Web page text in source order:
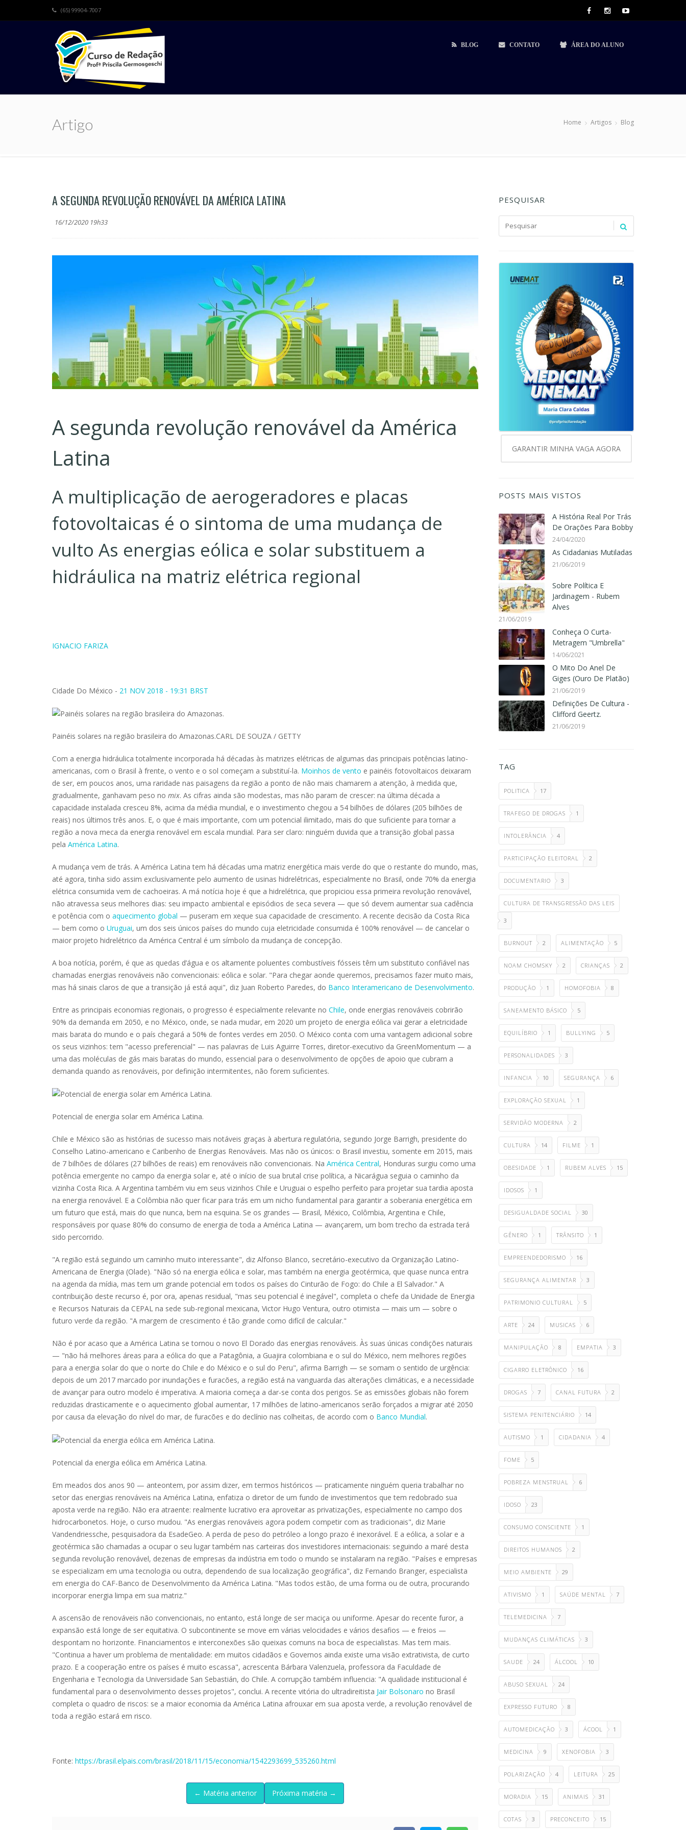
(65) 99904-7007
BLOG CONTATO ÁREA DO ALUNO
Artigo Home Artigos Blog
A SEGUNDA REVOLUÇÃO RENOVÁVEL DA AMÉRICA LATINA
16/12/2020 19h33
A segunda revolução renovável da América
Latina
A multiplicação de aerogeradores e placas
fotovoltaicas é o sintoma de uma mudança de
vulto As energias eólica e solar substituem a
hidráulica na matriz elétrica regional
IGNACIO FARIZA
Cidade Do México - 21 NOV 2018 - 19:31 BRST
Painéis solares na região brasileira do Amazonas.CARL DE SOUZA / GETTY
Com a energia hidráulica totalmente incorporada há décadas às matrizes elétricas de algumas das principais potências latino-
americanas, com o Brasil à frente, o vento e o sol começam a substituí-la. Moinhos de vento e painéis fotovoltaicos deixaram
de ser, em poucos anos, uma raridade nas paisagens da região a ponto de não mais chamarem a atenção, à medida que,
gradualmente, ganhavam peso no mix. As cifras ainda são modestas, mas não param de crescer: na última década a
capacidade instalada cresceu 8%, acima da média mundial, e o investimento chegou a 54 bilhões de dólares (205 bilhões de
reais) nos últimos três anos. E, o que é mais importante, com um potencial ilimitado, mais do que suficiente para tornar a
região a nova meca da energia renovável em escala mundial. Para ser claro: ninguém duvida que a transição global passa
pela América Latina.
A mudança vem de trás. A América Latina tem há décadas uma matriz energética mais verde do que o restante do mundo, mas,
até agora, tinha sido assim exclusivamente pelo aumento de usinas hidrelétricas, especialmente no Brasil, onde 70% da energia
elétrica consumida vem de cachoeiras. A má notícia hoje é que a hidrelétrica, que propiciou essa primeira revolução renovável,
não atravessa seus melhores dias: seu impacto ambiental e episódios de seca severa — que só devem aumentar sua cadência
e potência com o aquecimento global — puseram em xeque sua capacidade de crescimento. A recente decisão da Costa Rica
— bem como o Uruguai, um dos seis únicos países do mundo cuja eletricidade consumida é 100% renovável — de cancelar o
maior projeto hidrelétrico da América Central é um símbolo da mudança de concepção.
A boa notícia, porém, é que as quedas d’água e os altamente poluentes combustíveis fósseis têm um substituto confiável nas
chamadas energias renováveis não convencionais: eólica e solar. "Para chegar aonde queremos, precisamos fazer muito mais,
mas há sinais claros de que a transição já está aqui", diz Juan Roberto Paredes, do Banco Interamericano de Desenvolvimento.
Entre as principais economias regionais, o progresso é especialmente relevante no Chile, onde energias renováveis cobrirão
90% da demanda em 2050, e no México, onde, se nada mudar, em 2020 um projeto de energia eólica vai gerar a eletricidade
mais barata do mundo e o país chegará a 50% de fontes verdes em 2050. O México conta com uma vantagem adicional sobre
os seus vizinhos: tem "acesso preferencial" — nas palavras de Luis Aguirre Torres, diretor-executivo da GreenMomentum — a
uma das moléculas de gás mais baratas do mundo, essencial para o desenvolvimento de opções de apoio que cubram a
demanda quando as renováveis, por definição intermitentes, não forem suficientes.
Potencial de energia solar em América Latina.
Chile e México são as histórias de sucesso mais notáveis graças à abertura regulatória, segundo Jorge Barrigh, presidente do
Conselho Latino-americano e Caribenho de Energias Renováveis. Mas não os únicos: o Brasil investiu, somente em 2015, mais
de 7 bilhões de dólares (27 bilhões de reais) em renováveis não convencionais. Na América Central, Honduras surgiu como uma
potência emergente no campo da energia solar e, até o início de sua brutal crise política, a Nicarágua seguia o caminho da
vizinha Costa Rica. A Argentina também viu em seus vizinhos Chile e Uruguai o espelho perfeito para projetar sua tardia aposta
na energia renovável. E a Colômbia não quer ficar para trás em um nicho fundamental para garantir a soberania energética em
um futuro que está, mais do que nunca, bem na esquina. Se os grandes — Brasil, México, Colômbia, Argentina e Chile,
responsáveis por quase 80% do consumo de energia de toda a América Latina — avançarem, um bom trecho da estrada terá
sido percorrido.
"A região está seguindo um caminho muito interessante", diz Alfonso Blanco, secretário-executivo da Organização Latino-
Americana de Energia (Olade). "Não só na energia eólica e solar, mas também na energia geotérmica, que quase nunca entra
na agenda da mídia, mas tem um grande potencial em todos os países do Cinturão de Fogo: do Chile a El Salvador." A
contribuição deste recurso é, por ora, apenas residual, "mas seu potencial é inegável", completa o chefe da Unidade de Energia
e Recursos Naturais da CEPAL na sede sub-regional mexicana, Victor Hugo Ventura, outro otimista — mais um — sobre o
futuro verde da região. "A margem de crescimento é tão grande como difícil de calcular."
Não é por acaso que a América Latina se tornou o novo El Dorado das energias renováveis. Às suas únicas condições naturais
— "não há melhores áreas para a eólica do que a Patagônia, a Guajira colombiana e o sul do México, nem melhores regiões
para a energia solar do que o norte do Chile e do México e o sul do Peru", afirma Barrigh — se somam o sentido de urgência:
depois de um 2017 marcado por inundações e furacões, a região está na vanguarda das alterações climáticas, e a necessidade
de avançar para outro modelo é imperativa. A maioria começa a dar-se conta dos perigos. Se as emissões globais não forem
reduzidas drasticamente e o aquecimento global aumentar, 17 milhões de latino-americanos serão forçados a migrar até 2050
por causa da elevação do nível do mar, de furacões e do declínio nas colheitas, de acordo com o Banco Mundial.
Potencial da energia eólica em América Latina.
Em meados dos anos 90 — anteontem, por assim dizer, em termos históricos — praticamente ninguém queria trabalhar no
setor das energias renováveis na América Latina, enfatiza o diretor de um fundo de investimentos que tem redobrado sua
aposta verde na região. Não era atraente: realmente lucrativo era aproveitar as privatizações, especialmente no campo dos
hidrocarbonetos. Hoje, o curso mudou. "As energias renováveis agora podem competir com as tradicionais", diz Marie
Vandendriessche, pesquisadora da EsadeGeo. A perda de peso do petróleo a longo prazo é inexorável. E a eólica, a solar e a
geotérmica são chamadas a ocupar o seu lugar também nas carteiras dos investidores internacionais: seguindo a maré desta
segunda revolução renovável, dezenas de empresas da indústria em todo o mundo se instalaram na região. "Países e empresas
se especializam em uma tecnologia ou outra, dependendo de sua localização geográfica", diz Fernando Branger, especialista
em energia do CAF-Banco de Desenvolvimento da América Latina. "Mas todos estão, de uma forma ou de outra, procurando
incorporar energia limpa em sua matriz."
A ascensão de renováveis não convencionais, no entanto, está longe de ser maciça ou uniforme. Apesar do recente furor, a
expansão está longe de ser equitativa. O subcontinente se move em várias velocidades e vários desafios — e freios —
despontam no horizonte. Financiamentos e interconexões são queixas comuns na boca de especialistas. Mas tem mais.
"Continua a haver um problema de mentalidade: em muitos cidadãos e Governos ainda existe uma visão extrativista, de curto
prazo. E a cooperação entre os países é muito escassa", acrescenta Bárbara Valenzuela, professora da Faculdade de
Engenharia e Tecnologia da Universidade San Sebastián, do Chile. A corrupção também influencia: "A qualidade institucional é
fundamental para o desenvolvimento desses projetos", conclui. A recente vitória do ultradireitista Jair Bolsonaro no Brasil
completa o quadro de riscos: se a maior economia da América Latina afrouxar em sua aposta verde, a revolução renovável de
toda a região estará em risco.
Fonte: https://brasil.elpais.com/brasil/2018/11/15/economia/1542293699_535260.html
← Matéria anterior Próxima matéria →
PESQUISAR
GARANTIR MINHA VAGA AGORA
POSTS MAIS VISTOS
A História Real Por Trás
De Orações Para Bobby
24/04/2020
As Cidadanias Mutiladas
21/06/2019
Sobre Política E
Jardinagem - Rubem
Alves
21/06/2019
Conheça O Curta-
Metragem "Umbrella"
14/06/2021
O Mito Do Anel De
Giges (Ouro De Platão)
21/06/2019
Definições De Cultura -
Clifford Geertz.
21/06/2019
TAG
POLITICA 17
TRAFEGO DE DROGAS 1
INTOLERÂNCIA 4
PARTICIPAÇÃO ELEITORAL 2
DOCUMENTARIO 3
CULTURA DE TRANSGRESSÃO DAS LEIS
3
BURNOUT 2 ALIMENTAÇÃO 5
NOAM CHOMSKY 2 CRIANÇAS 2
PRODUÇÃO 1 HOMOFOBIA 8
SANEAMENTO BÁSICO 5
EQUILÍBRIO 1 BULLYING 5
PERSONALIDADES 3
INFANCIA 10 SEGURANÇA 6
EXPLORAÇÃO SEXUAL 1
SERVIDÃO MODERNA 2
CULTURA 14 FILME 1
OBESIDADE 1 RUBEM ALVES 15
IDOSOS 1
DESIGUALDADE SOCIAL 30
GÊNERO 1 TRÂNSITO 1
EMPREENDEDORISMO 16
SEGURANÇA ALIMENTAR 3
PATRIMONIO CULTURAL 5
ARTE 24 MUSICAS 6
MANIPULAÇÃO 8 EMPATIA 3
CIGARRO ELETRÔNICO 16
DROGAS 7 CANAL FUTURA 2
SISTEMA PENITENCIÁRIO 14
AUTISMO 1 CIDADANIA 4
FOME 5
POBREZA MENSTRUAL 6
IDOSO 23
CONSUMO CONSCIENTE 1
DIREITOS HUMANOS 2
MEIO AMBIENTE 29
ATIVISMO 1 SAÚDE MENTAL 7
TELEMEDICINA 7
MUDANÇAS CLIMÁTICAS 3
SAUDE 24 ÁLCOOL 10
ABUSO SEXUAL 24
EXPRESSO FUTURO 8
AUTOMEDICAÇÃO 3 ÁCOOL 1
MEDICINA 9 XENOFOBIA 3
POLARIZAÇÃO 4 LEITURA 25
MORADIA 15 ANIMAIS 31
COTAS 3 PRECONCEITO 15